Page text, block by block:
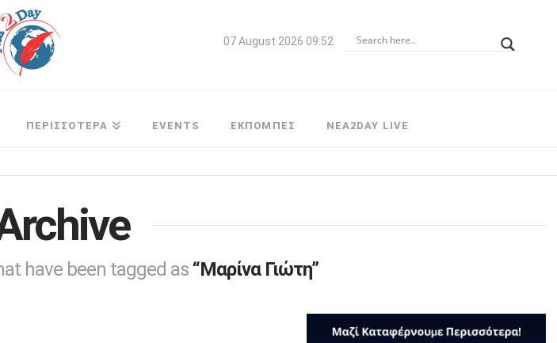
07 August 2026 09:52
ΠΕΡΙΣΣΟΤΕΡΑ EVENTS ΕΚΠΟΜΠΕΣ NEA2DAY LIVE
have been tagged as “Μαρίνα Γιώτη”